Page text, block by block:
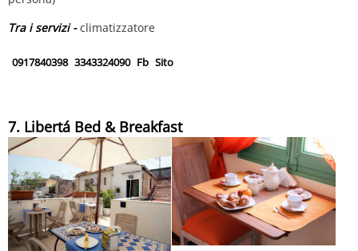
Tra i servizi -climatizzatore
0917840398 3343324090 Fb Sito
7. Libertá Bed & Breakfast